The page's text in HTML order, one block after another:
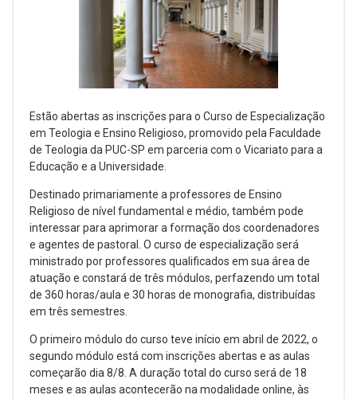
Estão abertas as inscrições para o Curso de Especialização
em Teologia e Ensino Religioso, promovido pela Faculdade
de Teologia da PUC-SP em parceria com o Vicariato para a
Educação e a Universidade.
Destinado primariamente a professores de Ensino
Religioso de nível fundamental e médio, também pode
interessar para aprimorar a formação dos coordenadores
e agentes de pastoral. O curso de especialização será
ministrado por professores qualificados em sua área de
atuação e constará de três módulos, perfazendo um total
de 360 horas/aula e 30 horas de monografia, distribuídas
em três semestres.
O primeiro módulo do curso teve início em abril de 2022, o
segundo módulo está com inscrições abertas e as aulas
começarão dia 8/8. A duração total do curso será de 18
meses e as aulas acontecerão na modalidade online, às